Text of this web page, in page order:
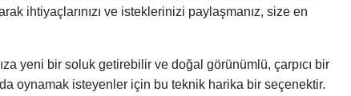
ihtiyaçlarınızı ve isteklerinizi paylaşmanız, size en
yeni bir soluk getirebilir ve doğal görünümlü, çarpıcı bir
oynamak isteyenler için bu teknik harika bir seçenektir.